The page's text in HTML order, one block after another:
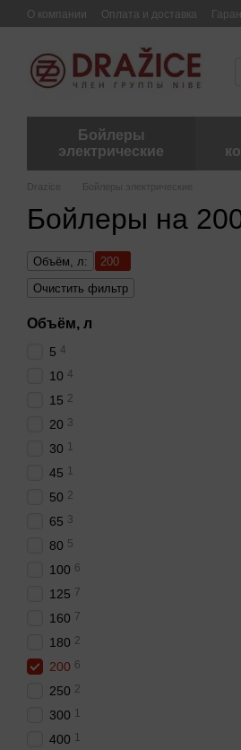
Перейти к основному контенту
О компании Оплата и доставка
Бойлеры
электрические
Drazice Бойлеры электрические
Бойлеры на
Объём, л:
200
Очистить фильтр
Объём, л
5 4
10 4
15 2
20 3
30 1
45 1
50 2
65 3
80 5
100 6
125 7
160 7
180 2
200 6
250 2
300 1
400 1